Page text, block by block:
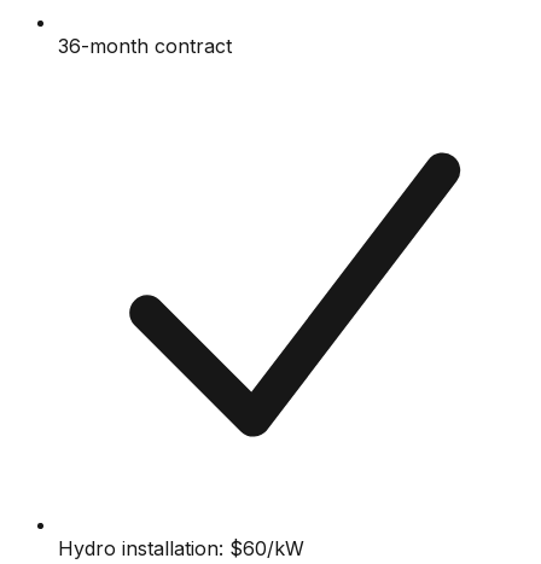
36-month contract
Hydro installation: $60/kW